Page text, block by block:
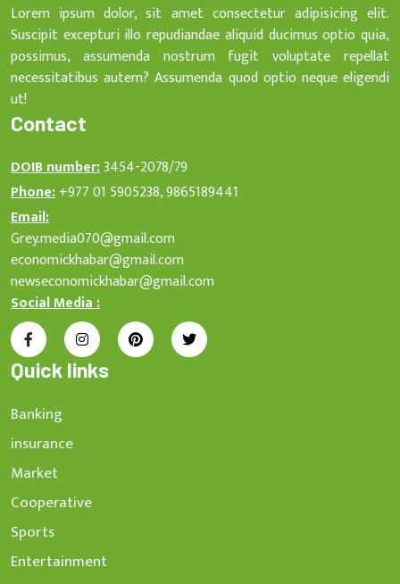
Lorem ipsum dolor, sit amet consectetur adipisicing elit.
Suscipit excepturi illo repudiandae aliquid ducimus optio quia,
possimus, assumenda nostrum fugit voluptate repellat
necessitatibus autem? Assumenda quod optio neque eligendi
ut!
Contact
DOIB number:3454-2078/79
Phone:+977 01 5905238, 9865189441
Email:
Grey.media070@gmail.com
economickhabar@gmail.com
newseconomickhabar@gmail.com
Social Media :
Quick links
Banking
insurance
Market
Cooperative
Sports
Entertainment